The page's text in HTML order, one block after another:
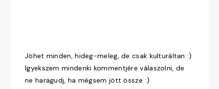
Jöhet minden, hideg-meleg, de csak kulturáltan :)
Igyekszem mindenki kommentjére válaszolni, de
ne haragudj, ha mégsem jött össze :)